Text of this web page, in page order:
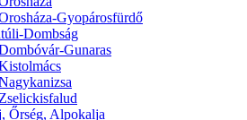
Gyopárosfürdő
Dombság
Gunaras
Zselickisfalud
Őrség, Alpokalja